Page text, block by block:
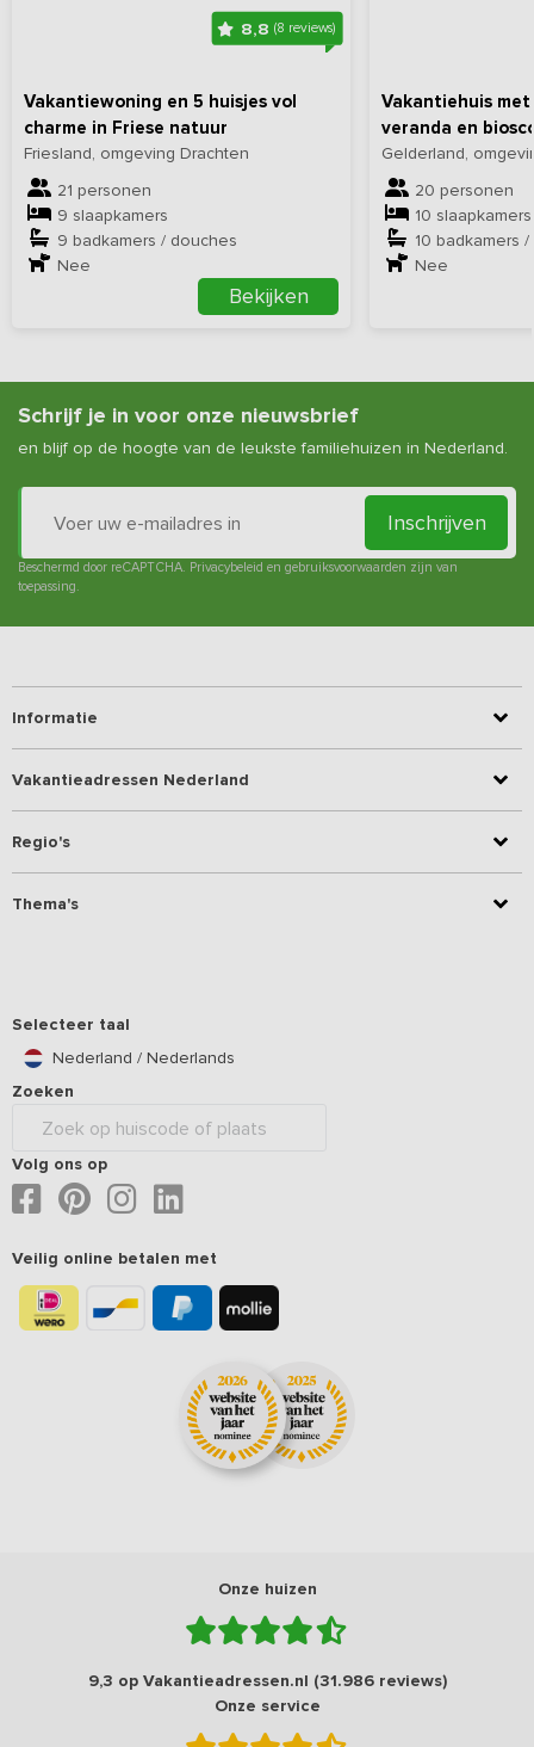
8,8(8 reviews)
Vakantiewoning en 5 huisjes vol
charme in Friese natuur
Friesland, omgeving Drachten
21 personen
9 slaapkamers
9 badkamers / douches
Nee
Bekijken
Vakantiehuis
veranda en
Gelderland,
20 personen
10 slaapkamers
10 badkamers
Nee
Schrijf je in voor onze nieuwsbrief
en blijf op de hoogte van de leukste familiehuizen in Nederland.
Inschrijven
Beschermd door reCAPTCHA. Privacybeleid en gebruiksvoorwaarden zijn van
toepassing.
Informatie
Vakantieadressen Nederland
Regio's
Thema's
Selecteer taal
Nederland / Nederlands
Zoeken
Volg ons op
Veilig online betalen met
Onze huizen
9,3 op Vakantieadressen.nl (31.986 reviews)
Onze service